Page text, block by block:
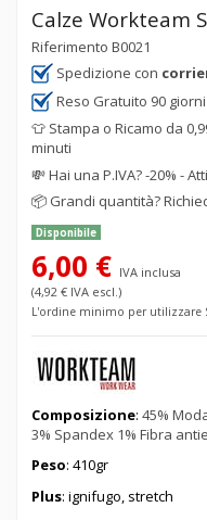
Calze Workteam
Riferimento B0021
Spedizione con
Reso Gratuito 90 giorni
👕 Stampa o Ricamo da
minuti
💸Hai una P.IVA? -20% -
📦 Grandi quantità?
Disponibile
6,00 € IVA inclusa
(4,92 € IVA escl.)
L'ordine minimo per utilizzare
Composizione: 45%
3% Spandex 1% Fibra
Peso: 410gr
Plus: ignifugo, stretch